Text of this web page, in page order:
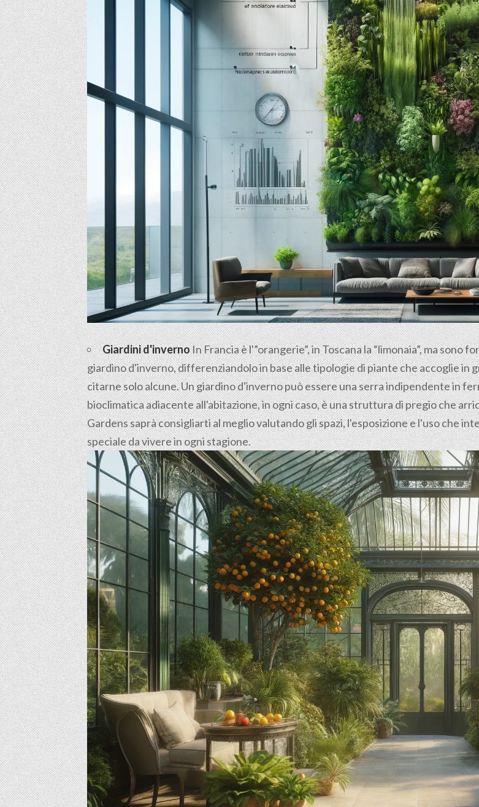
Giardini d'invernoIn Francia è l'”orangerie”, in Toscana la “limonaia”, ma sono
giardino d'inverno, differenziandolo in base alle tipologie di piante che accoglie in
citarne solo alcune. Un giardino d'inverno può essere una serra indipendente in
bioclimatica adiacente all'abitazione, in ogni caso, è una struttura di pregio che
Gardens saprà consigliarti al meglio valutando gli spazi, l'esposizione e l'uso che
speciale da vivere in ogni stagione.